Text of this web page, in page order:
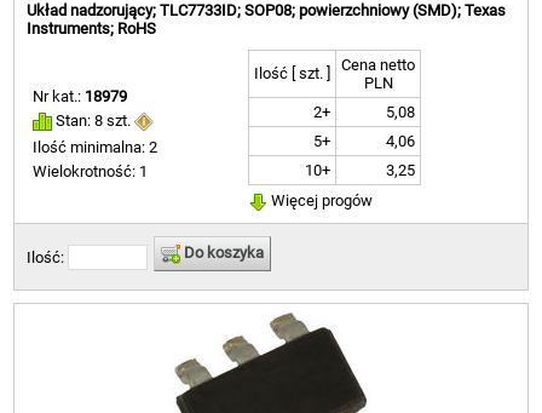
Układ nadzorujący; TLC7733ID; SOP08; powierzchniowy (SMD); Texas
Instruments; RoHS
Nr kat.: 18979
Stan: 8 szt.
Ilość minimalna: 2
Wielokrotność: 1
Ilość [ szt. ]
Cena netto
PLN
2+
5,08
5+
4,06
10+
3,25
Więcej progów
Ilość: Do koszyka